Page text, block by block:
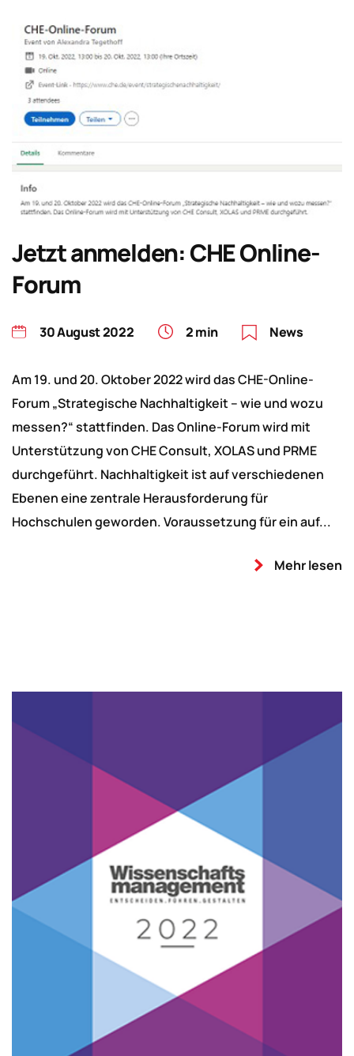
Jetzt anmelden: CHE Online-
Forum
30 August 2022 2 min News
Am 19. und 20. Oktober 2022 wird das CHE-Online-
Forum „Strategische Nachhaltigkeit – wie und wozu
messen?“ stattfinden. Das Online-Forum wird mit
Unterstützung von CHE Consult, XOLAS und PRME
durchgeführt. Nachhaltigkeit ist auf verschiedenen
Ebenen eine zentrale Herausforderung für
Hochschulen geworden. Voraussetzung für ein auf...
Mehr lesen